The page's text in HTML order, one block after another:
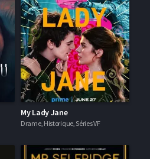
My Lady Jane
Drame, Historique, Séries VF